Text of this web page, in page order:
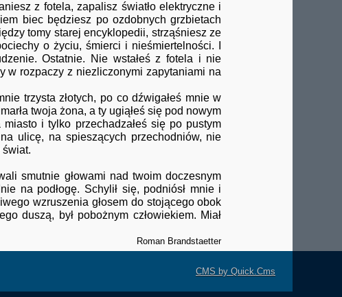
z fotela, zapalisz światło elektryczne i
biec będziesz po ozdobnych grzbietach
tomy starej encyklopedii, strząśniesz ze
o życiu, śmierci i nieśmiertelności. I
Ostatnie. Nie wstałeś z fotela i nie
w rozpaczy z niezliczonymi zapytaniami na
trzysta złotych, po co dźwigałeś mnie w
twoja żona, a ty ugiąłeś się pod nowym
miasto i tylko przechadzałeś się po pustym
ulicę, na spieszących przechodniów, nie
głowami nad twoim doczesnym
na podłogę. Schylił się, podniósł mnie i
wzruszenia głosem do stojącego obok
duszą, był pobożnym człowiekiem. Miał
Roman Brandstaetter
CMS by Quick.Cms